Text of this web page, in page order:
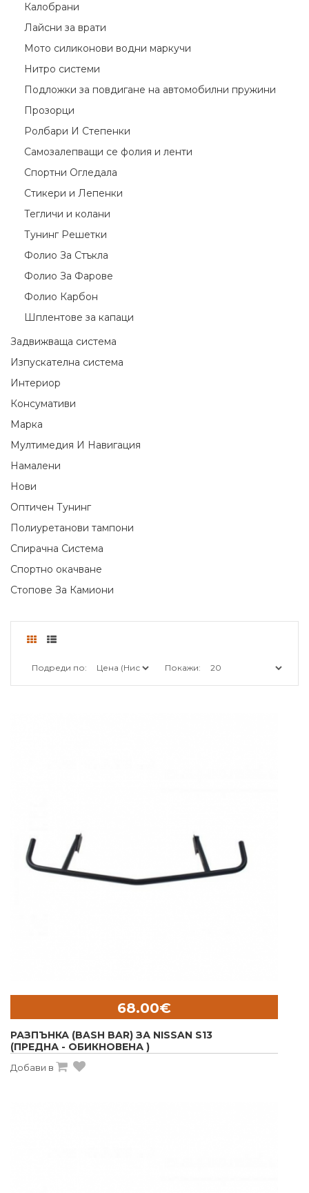
Калобрани
Лайсни за врати
Мото силиконови водни маркучи
Нитро системи
Подложки за повдигане на автомобилни пружини
Прозорци
Ролбари И Степенки
Самозалепващи се фолия и ленти
Спортни Огледала
Стикери и Лепенки
Тегличи и колани
Тунинг Решетки
Фолио За Стъкла
Фолио За Фарове
Фолио Карбон
Шплентове за капаци
Задвижваща система
Изпускателна система
Интериор
Консумативи
Марка
Мултимедия И Навигация
Намалени
Нови
Оптичен Тунинг
Полиуретанови тампони
Спирачна Система
Спортно окачване
Стопове За Камиони
Подреди по: Покажи:
РАЗПЪНКА (BASH BAR) ЗА NISSAN S13
(ПРЕДНА - ОБИКНОВЕНА )
68.00€
Добави в